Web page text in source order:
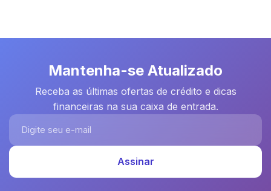
Mantenha-se Atualizado
Receba as últimas ofertas de crédito e dicas
financeiras na sua caixa de entrada.
Digite seu e-mail
Assinar